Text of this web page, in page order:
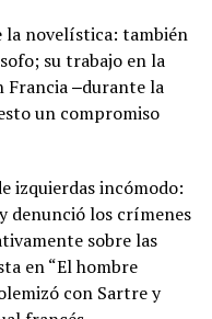
la novelística: también
su trabajo en la
Francia ‒durante la
un compromiso
izquierdas incómodo:
denunció los crímenes
sobre las
en “El hombre
con Sartre y